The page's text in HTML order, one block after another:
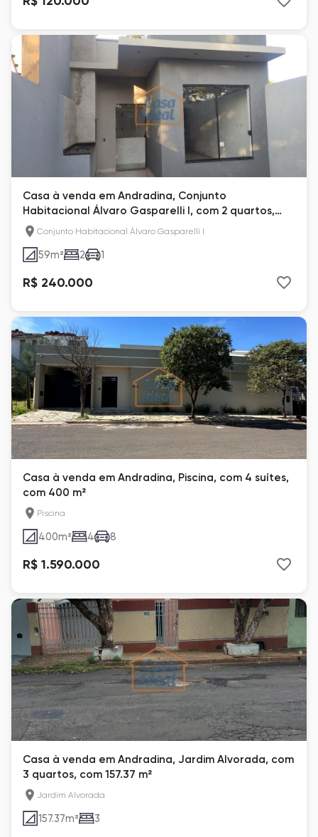
Casa à venda em Andradina, Conjunto
Habitacional Álvaro Gasparelli I, com 2 quartos,
com 59 m²
Conjunto Habitacional Álvaro Gasparelli I
59m² 2 1
R$ 240.000
Casa à venda em Andradina, Piscina, com 4 suítes,
com 400 m²
Piscina
400m² 4 8
R$ 1.590.000
Casa à venda em Andradina, Jardim Alvorada, com
3 quartos, com 157.37 m²
Jardim Alvorada
157.37m² 3